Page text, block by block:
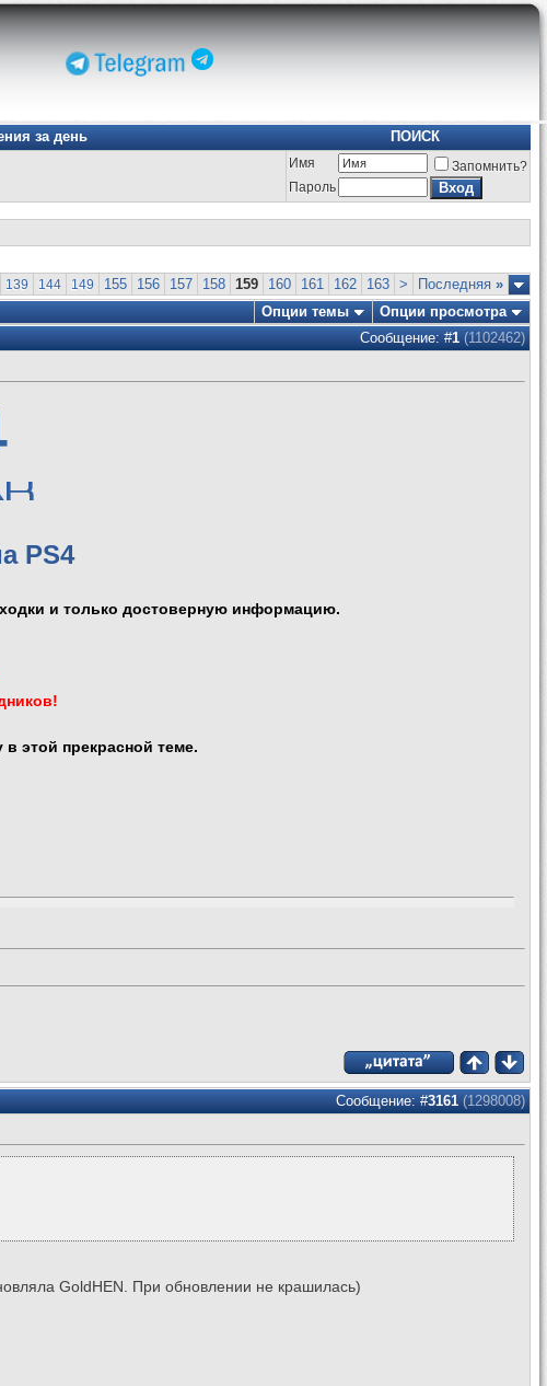
за день
ПОИСК
Имя
Запомнить?
Пароль
139 144 149 155 156 157 158 159 160 161 162 163 > Последняя »
Опции темы
Опции просмотра
Сообщение: #1(1102462)
PS4
и только достоверную информацию.
этой прекрасной теме.
Сообщение: #3161(1298008)
GoldHEN. При обновлении не крашилась)